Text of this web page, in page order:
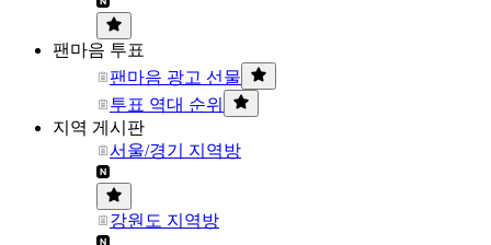
팬마음 투표
팬마음 광고 선물
투표 역대 순위
지역 게시판
서울/경기 지역방
강원도 지역방